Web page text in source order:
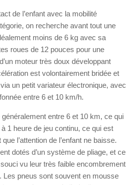
de l’enfant avec la mobilité
on recherche avant tout une
moins de 6 kg avec sa
roues de 12 pouces pour une
moteur très doux développant
est volontairement bridée et
un petit variateur électronique, avec
entre 6 et 10 km/h.
généralement entre 6 et 10 km, ce qui
1 heure de jeu continu, ce qui est
l’attention de l’enfant ne baisse.
dotés d’un système de pliage, et ce
vu leur très faible encombrement
Les pneus sont souvent en mousse